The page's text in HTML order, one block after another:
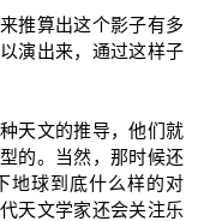
推算出这个影子有多
演出来，通过这样子
天文的推导，他们就
的。当然，那时候还
地球到底什么样的对
天文学家还会关注乐